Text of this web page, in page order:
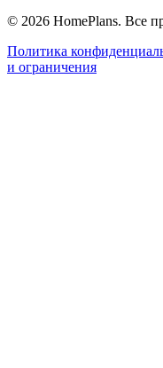
© 2026 HomePlans. Все
Политика
и ограничения